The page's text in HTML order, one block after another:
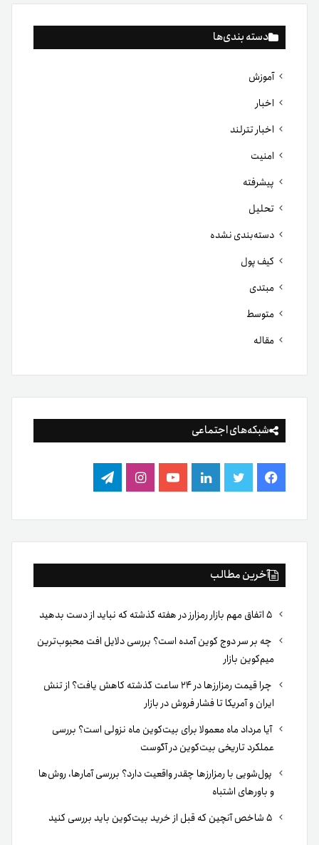
دسته بندی‌ها
آموزش
اخبار
اخبار تترلند
امنیت
پیشرفته
تحلیل
دسته‌بندی نشده
کیف پول
مبتدی
متوسط
مقاله
شبکه‌های اجتماعی
فیس
بوک
توییتر لینکدینیوتیوباینستاگرام
تلگرام
آخرین مطالب
چه بر سر دوج کوین آمده است؟ بررسی دلایل افت محبوب‌ترین
میم‌کوین بازار
چرا قیمت رمزارزها در ۲۴ ساعت گذشته کاهش یافت؟ از تنش
ایران و آمریکا تا فشار فروش در بازار
آیا مرداد ماه معمولا برای بیت‌کوین ماه نزولی است؟ بررسی
عملکرد تاریخی بیت‌کوین در آگوست
پول‌شویی با رمزارزها چقدر واقعیت دارد؟ بررسی آمارها، روش‌ها
و باورهای اشتباه